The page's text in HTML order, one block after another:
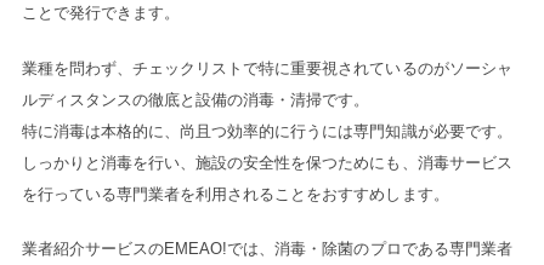
ことで発行できます。
業種を問わず、チェックリストで特に重要視されているのがソーシャ
ルディスタンスの徹底と設備の消毒・清掃です。
特に消毒は本格的に、尚且つ効率的に行うには専門知識が必要です。
しっかりと消毒を行い、施設の安全性を保つためにも、消毒サービス
を行っている専門業者を利用されることをおすすめします。
業者紹介サービスのEMEAO!では、消毒・除菌のプロである専門業者